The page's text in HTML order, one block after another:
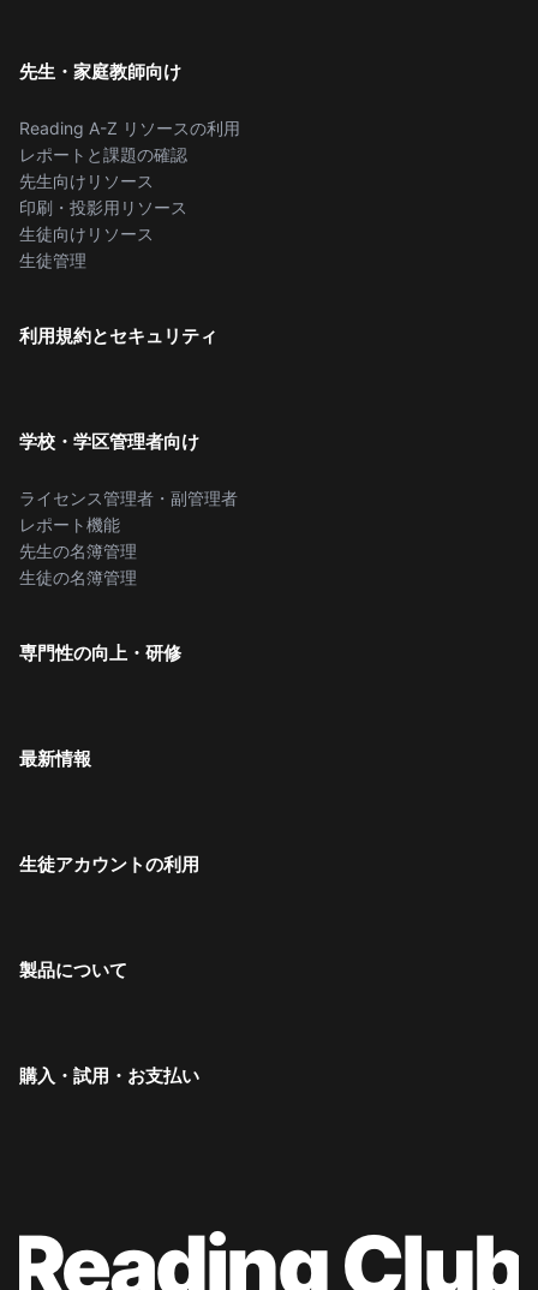
先生・家庭教師向け
Reading A-Z リソースの利用
レポートと課題の確認
先生向けリソース
印刷・投影用リソース
生徒向けリソース
生徒管理
利用規約とセキュリティ
学校・学区管理者向け
ライセンス管理者・副管理者
レポート機能
先生の名簿管理
生徒の名簿管理
専門性の向上・研修
最新情報
生徒アカウントの利用
製品について
購入・試用・お支払い
Reading Club